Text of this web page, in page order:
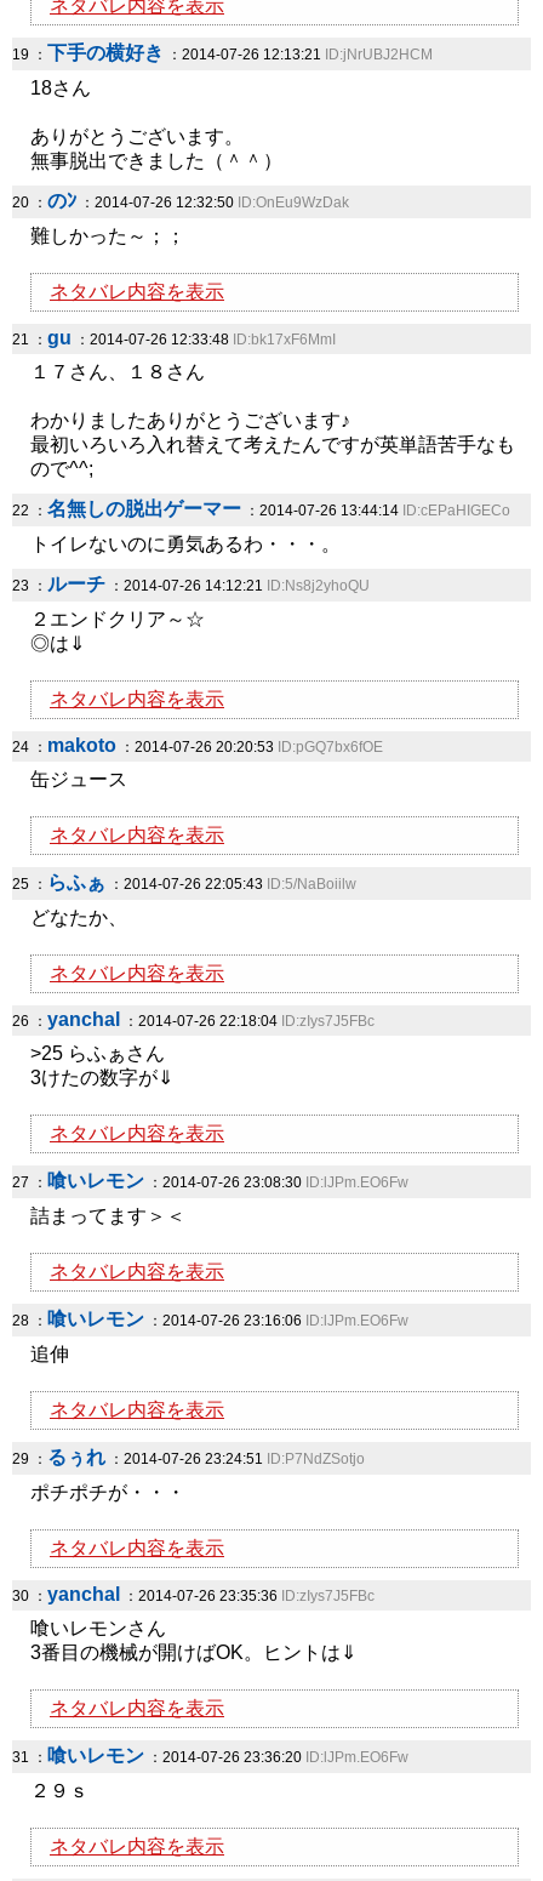
ネタバレ内容を表示
19 ： 下手の横好き ：2014-07-26 12:13:21 ID:jNrUBJ2HCM
18さん
ありがとうございます。
無事脱出できました（＾＾）
20 ： のﾝ ：2014-07-26 12:32:50 ID:OnEu9WzDak
難しかった～；；
ネタバレ内容を表示
21 ： gu ：2014-07-26 12:33:48 ID:bk17xF6MmI
１７さん、１８さん
わかりましたありがとうございます♪
最初いろいろ入れ替えて考えたんですが英単語苦手なも
ので^^;
22 ： 名無しの脱出ゲーマー ：2014-07-26 13:44:14 ID:cEPaHIGECo
トイレないのに勇気あるわ・・・。
23 ： ルーチ ：2014-07-26 14:12:21 ID:Ns8j2yhoQU
２エンドクリア～☆
◎は⇓
ネタバレ内容を表示
24 ： makoto ：2014-07-26 20:20:53 ID:pGQ7bx6fOE
缶ジュース
ネタバレ内容を表示
25 ： らふぁ ：2014-07-26 22:05:43 ID:5/NaBoiilw
どなたか、
ネタバレ内容を表示
26 ： yanchal ：2014-07-26 22:18:04 ID:zIys7J5FBc
>25 らふぁさん
3けたの数字が⇓
ネタバレ内容を表示
27 ： 喰いレモン ：2014-07-26 23:08:30 ID:lJPm.EO6Fw
詰まってます＞＜
ネタバレ内容を表示
28 ： 喰いレモン ：2014-07-26 23:16:06 ID:lJPm.EO6Fw
追伸
ネタバレ内容を表示
29 ： るぅれ ：2014-07-26 23:24:51 ID:P7NdZSotjo
ポチポチが・・・
ネタバレ内容を表示
30 ： yanchal ：2014-07-26 23:35:36 ID:zIys7J5FBc
喰いレモンさん
3番目の機械が開けばOK。ヒントは⇓
ネタバレ内容を表示
31 ： 喰いレモン ：2014-07-26 23:36:20 ID:lJPm.EO6Fw
２９ｓ
ネタバレ内容を表示